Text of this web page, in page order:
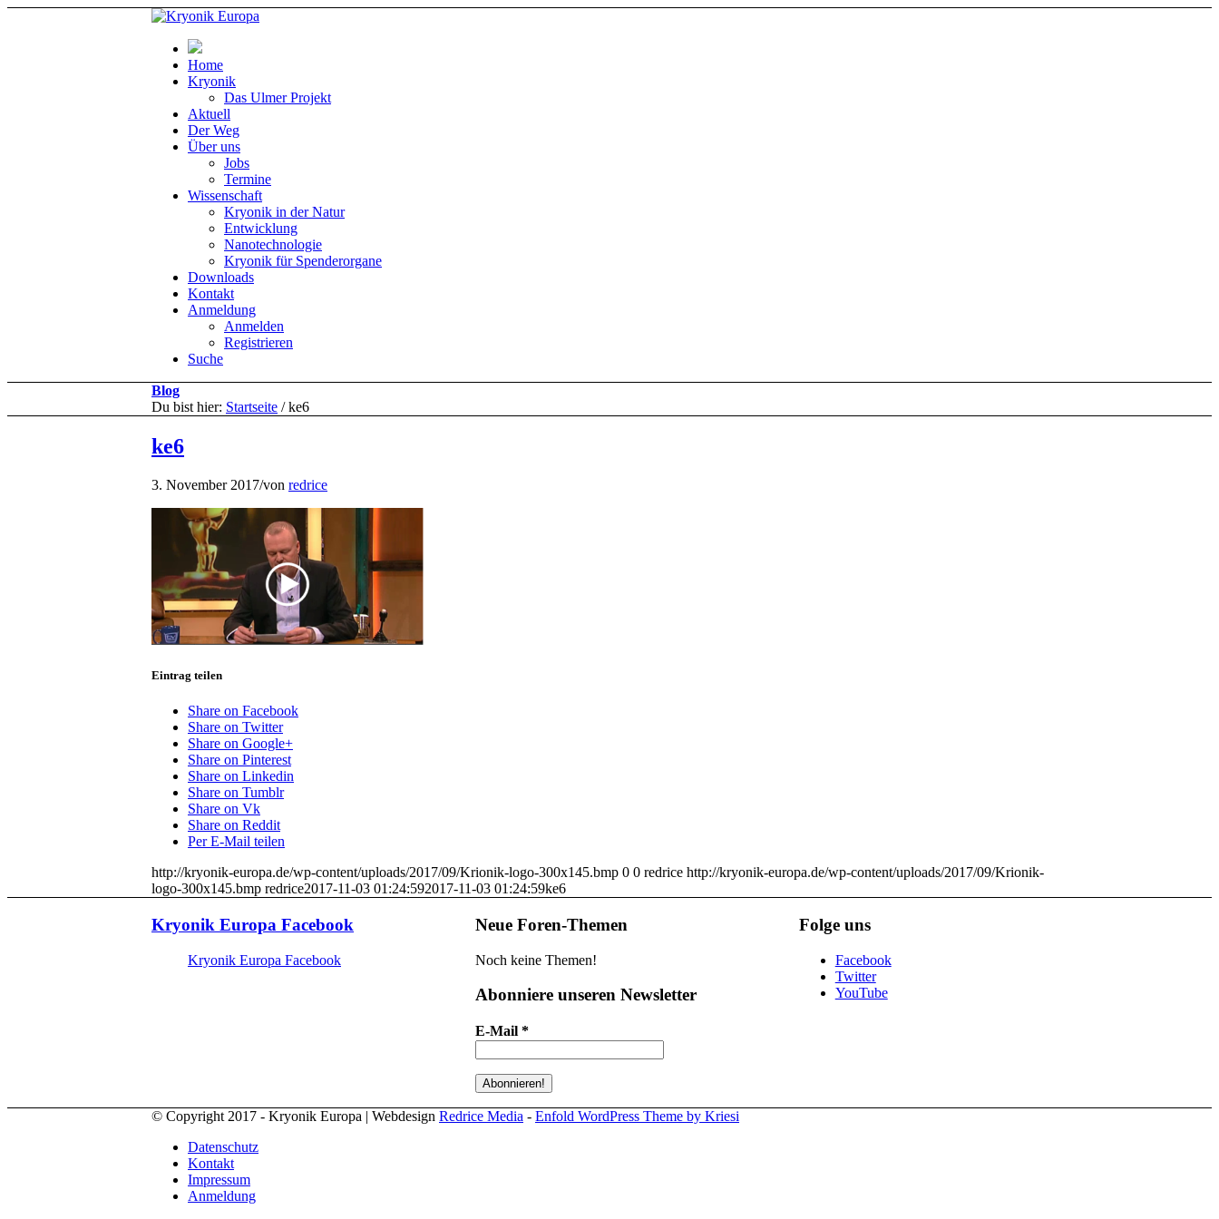
Home
Kryonik
Das Ulmer Projekt
Aktuell
Der Weg
Über uns
Jobs
Termine
Wissenschaft
Kryonik in der Natur
Entwicklung
Nanotechnologie
Kryonik für Spenderorgane
Downloads
Kontakt
Anmeldung
Anmelden
Registrieren
Suche
Blog
Du bist hier: Startseite / ke6
ke6
3. November 2017/von redrice
Eintrag teilen
Share on Facebook
Share on Twitter
Share on Google+
Share on Pinterest
Share on Linkedin
Share on Tumblr
Share on Vk
Share on Reddit
Per E-Mail teilen
http://kryonik-europa.de/wp-content/uploads/2017/09/Krionik-logo-300x145.bmp 0 0 redrice http://kryonik-europa.de/wp-content/uploads/2017/09/Krionik-
logo-300x145.bmp redrice2017-11-03 01:24:592017-11-03 01:24:59ke6
Kryonik Europa Facebook
Kryonik Europa Facebook
Neue Foren-Themen
Noch keine Themen!
Abonniere unseren Newsletter
E-Mail *
Folge uns
Facebook
Twitter
YouTube
© Copyright 2017 - Kryonik Europa | Webdesign Redrice Media - Enfold WordPress Theme by Kriesi
Datenschutz
Kontakt
Impressum
Anmeldung